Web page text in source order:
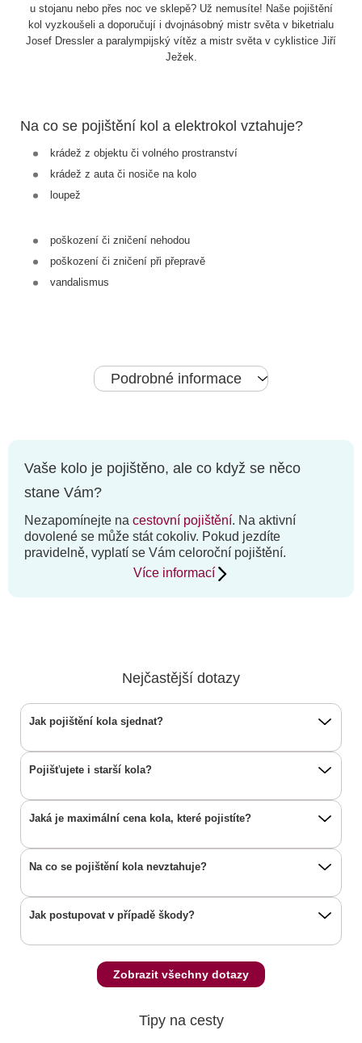
u stojanu nebo přes noc ve sklepě? Už nemusíte! Naše pojištění
kol vyzkoušeli a doporučují i dvojnásobný mistr světa v biketrialu
Josef Dressler a paralympijský vítěz a mistr světa v cyklistice Jiří
Ježek.
Na co se pojištění kol a elektrokol vztahuje?
krádež z objektu či volného prostranství
krádež z auta či nosiče na kolo
loupež
poškození či zničení nehodou
poškození či zničení při přepravě
vandalismus
Podrobné informace
Vaše kolo je pojištěno, ale co když se něco
stane Vám?
Nezapomínejte na cestovní pojištění. Na aktivní
dovolené se může stát cokoliv. Pokud jezdíte
pravidelně, vyplatí se Vám celoroční pojištění.
Více informací
Nejčastější dotazy
Jak pojištění kola sjednat?
Pojišťujete i starší kola?
Jaká je maximální cena kola, které pojistíte?
Na co se pojištění kola nevztahuje?
Jak postupovat v případě škody?
Zobrazit všechny dotazy
Tipy na cesty